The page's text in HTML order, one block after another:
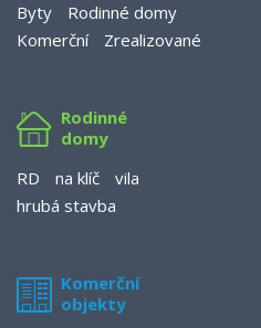
Byty
Rodinné domy
Komerční
Zrealizované
Rodinné
domy
RD
na klíč
vila
hrubá stavba
Komerční
objekty